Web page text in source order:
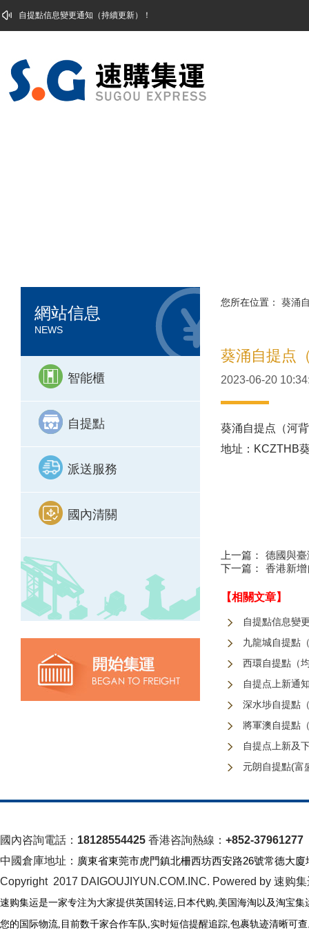
自提點信息變更通知（持續更新）！
網站信息
NEWS
智能櫃
自提點
派送服務
國內清關
您所在位置： 葵涌
葵涌自提点
2023-06-20
葵涌自提点（河
地址：KCZTHB
上一篇：
德國與
下一篇：
香港新
【相關文章】
自提點信息變
九龍城自提點
西環自提點（
自提点上新通
深水埗自提點
將軍澳自提點
自提点上新及
元朗自提點(富
國內咨詢電話： 18128554425 香港咨詢熱線： +852-37961277
中國倉庫地址： 廣東省東莞市虎門鎮北柵西坊西安路26號常德大
Copyright 2017 DAIGOUJIYUN.COM.INC. Powered by 速购
速购集运是一家专注为大家提供英国转运,日本代购,美国海淘以及淘宝集
您的国际物流, 目前数千家合作车队,实时短信提醒追踪,包裹轨迹清晰可